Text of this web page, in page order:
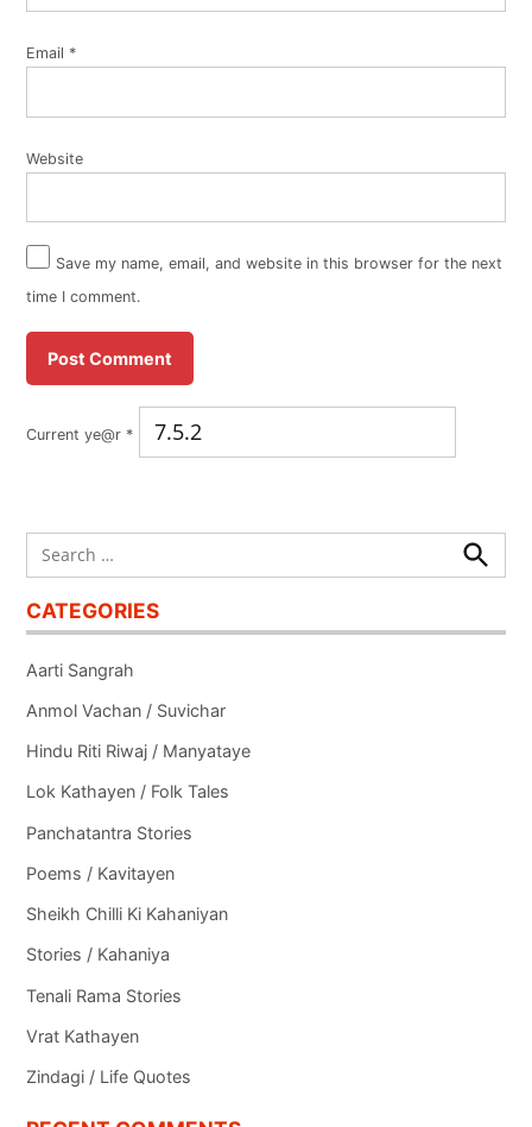
Email *
Website
Save my name, email, and website in this browser for the next
time I comment.
Current ye@r *
Search
for:
Search
CATEGORIES
Aarti Sangrah
Anmol Vachan / Suvichar
Hindu Riti Riwaj / Manyataye
Lok Kathayen / Folk Tales
Panchatantra Stories
Poems / Kavitayen
Sheikh Chilli Ki Kahaniyan
Stories / Kahaniya
Tenali Rama Stories
Vrat Kathayen
Zindagi / Life Quotes